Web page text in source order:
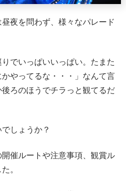
夜を問わず、様々なパレード
でいっぱいいっぱい。たまた
やってるな・・・」なんて言
ろのほうでチラっと観てるだ
しょうか？
催ルートや注意事項、観賞ル
。